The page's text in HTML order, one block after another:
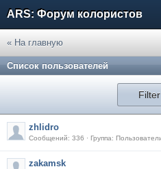
ARS: Форум колористов
« На главную
Список пользователей
zhlidro
Сообщений: 336 · Группа:
zakamsk